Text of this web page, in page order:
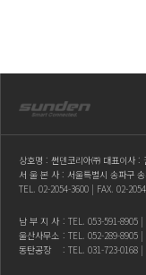
상호명 : 썬덴코리아㈜ 대표이사 :
서 울 본 사 : 서울특별시 송파구
TEL. 02-2054-3600 | FAX. 02-
남 부 지 사 : TEL. 053-591-8905 |
울산사무소 : TEL. 052-289-8905 |
동탄공장
: TEL. 031-723-0168 |